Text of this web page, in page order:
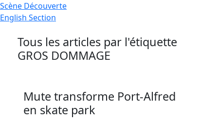
Scène Découverte
English Section
Tous les articles par l'étiquette
GROS DOMMAGE
Mute transforme Port-Alfred
en skate park